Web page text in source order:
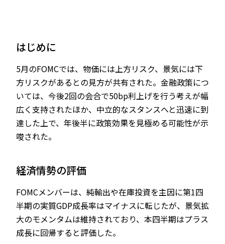
JP EN
はじめに
5月のFOMCでは、物価には上方リスク、景気には下
方リスクがあるとの見方が共有された。金融政策につ
いては、今後2回の会合で50bp利上げを行う考えが幅
広く支持されたほか、中立的なスタンスへと迅速に到
達した上で、年後半に政策効果を見極める可能性が示
唆された。
経済情勢の評価
FOMCメンバーは、純輸出や在庫投資を主因に第1四
半期の実質GDP成長率はマイナスに転じたが、景気拡
大のモメンタムは維持されており、本四半期はプラス
成長に回帰すると評価した。